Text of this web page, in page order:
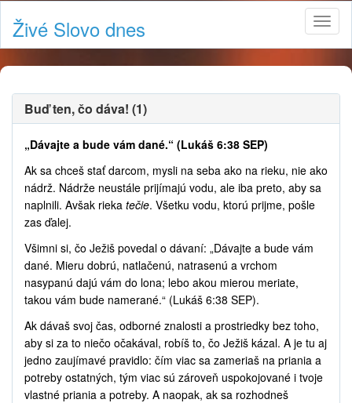
Živé Slovo dnes
Buď ten, čo dáva! (1)
„Dávajte a bude vám dané.“ (Lukáš 6:38 SEP)
Ak sa chceš stať darcom, mysli na seba ako na rieku, nie ako
nádrž. Nádrže neustále prijímajú vodu, ale iba preto, aby sa
naplnili. Avšak rieka tečie. Všetku vodu, ktorú prijme, pošle
zas ďalej.
Všimni si, čo Ježiš povedal o dávaní: „Dávajte a bude vám
dané. Mieru dobrú, natlačenú, natrasenú a vrchom
nasypanú dajú vám do lona; lebo akou mierou meriate,
takou vám bude namerané.“ (Lukáš 6:38 SEP).
Ak dávaš svoj čas, odborné znalosti a prostriedky bez toho,
aby si za to niečo očakával, robíš to, čo Ježiš kázal. A je tu aj
jedno zaujímavé pravidlo: čím viac sa zameriaš na priania a
potreby ostatných, tým viac sú zároveň uspokojované i tvoje
vlastné priania a potreby. A naopak, ak sa rozhodneš